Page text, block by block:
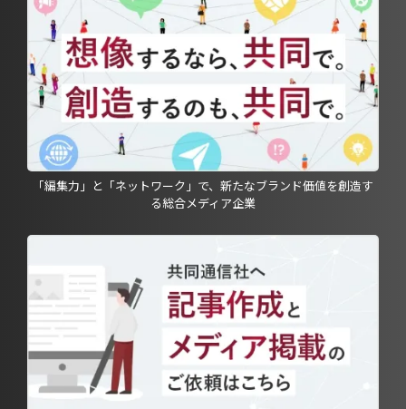
「編集力」と「ネットワーク」で、新たなブランド価値を創造す
る総合メディア企業